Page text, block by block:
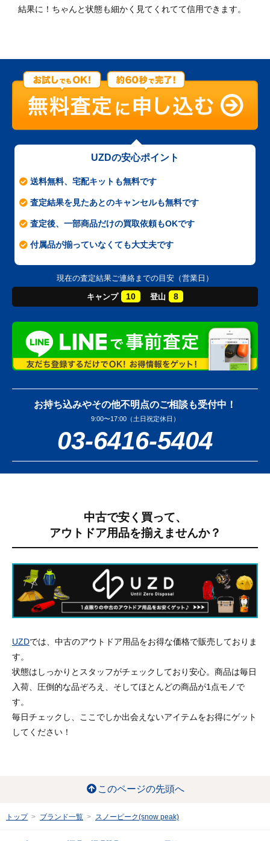
結果に！ちゃんと状態も細かく見てくれてて信用できます。
UZDの安心ポイント
送料無料、宅配キットも無料です
査定結果を見たあとのキャンセルも無料です
査定後、一部商品だけの買取依頼もOKです
付属品が揃っていなくても大丈夫です
現在の査定結果ご連絡までの目安（営業日）
キャンプ 10 登山 8
お持ち込みやその他不明点のご相談も受付中！
9:00〜17:00（土日祝定休日）
03-6416-5404
中古で安く買って、
アウトドア用品を揃えませんか？
UZDでは、中古のアウトドア用品をお得な価格で販売しておりま
す。
状態はしっかりとスタッフがチェックしており安心。商品は毎日
入荷、圧倒的な品ぞろえ、そしてほとんどの商品が1点モノで
す。
毎日チェックし、ここでしか出会えないアイテムをお得にゲット
してください！
このページの先頭へ
トップ ブランド一覧 スノーピーク(snow peak)